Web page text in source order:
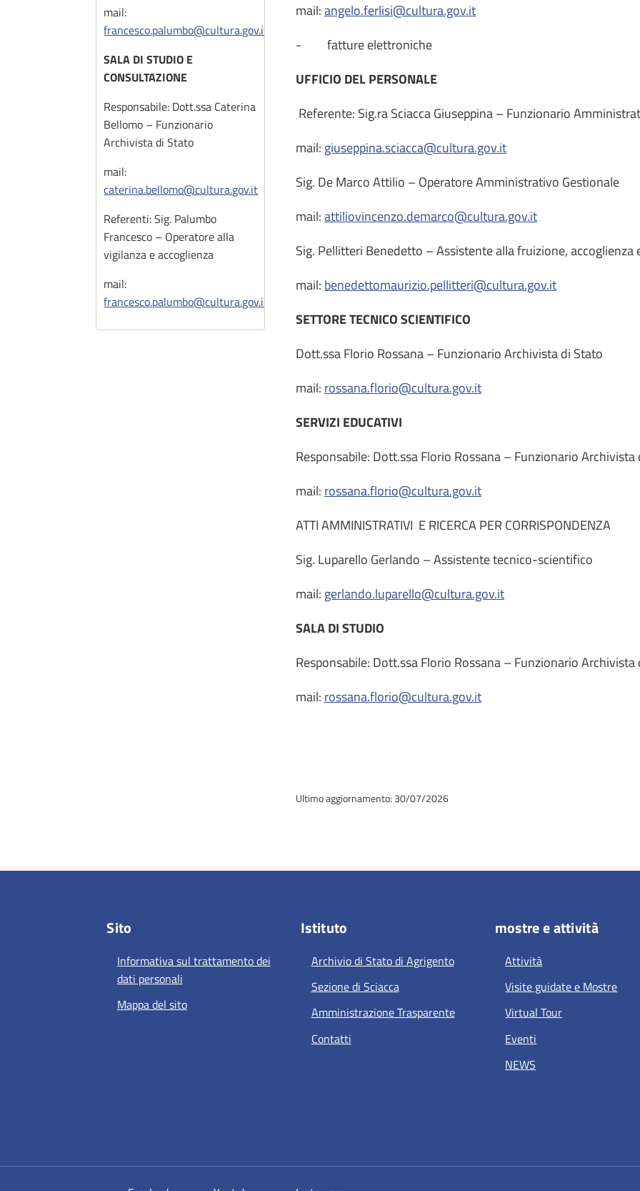
mail:
francesco.palumbo@cultura.gov.it
SALA DI STUDIO E
CONSULTAZIONE
Responsabile: Dott.ssa Caterina
Bellomo – Funzionario
Archivista di Stato
mail:
caterina.bellomo@cultura.gov.it
Referenti: Sig. Palumbo
Francesco – Operatore alla
vigilanza e accoglienza
mail:
francesco.palumbo@cultura.gov.it
mail:angelo.ferlisi@cultura.gov.it
- fatture elettroniche
UFFICIO DEL PERSONALE
Referente: Sig.ra Sciacca Giuseppina – Funzionario
mail: giuseppina.sciacca@cultura.gov.it
Sig. De Marco Attilio – Operatore Amministrativo Gestionale
mail:attiliovincenzo.demarco@cultura.gov.it
Sig. Pellitteri Benedetto – Assistente alla fruizione, accoglienza
mail: benedettomaurizio.pellitteri@cultura.gov.it
SETTORE TECNICO SCIENTIFICO
Dott.ssa Florio Rossana – Funzionario Archivista di Stato
mail: rossana.florio@cultura.gov.it
SERVIZI EDUCATIVI
Responsabile: Dott.ssa Florio Rossana – Funzionario
mail: rossana.florio@cultura.gov.it
ATTI AMMINISTRATIVI E RICERCA PER CORRISPONDENZA
Sig. Luparello Gerlando – Assistente tecnico-scientifico
mail: gerlando.luparello@cultura.gov.it
SALA DI STUDIO
Responsabile: Dott.ssa Florio Rossana – Funzionario
mail: rossana.florio@cultura.gov.it
Ultimo aggiornamento: 30/07/2026
Sito
Informativa sul trattamento dei
dati personali
Mappa del sito
Istituto
Archivio di Stato di Agrigento
Sezione di Sciacca
Amministrazione Trasparente
Contatti
mostre e attività
Attività
Visite guidate e Mostre
Virtual Tour
Eventi
NEWS